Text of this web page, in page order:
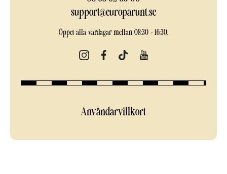
support@europarunt.se
Öppet alla vardagar mellan 08:30 – 16:30.
Användarvillkort